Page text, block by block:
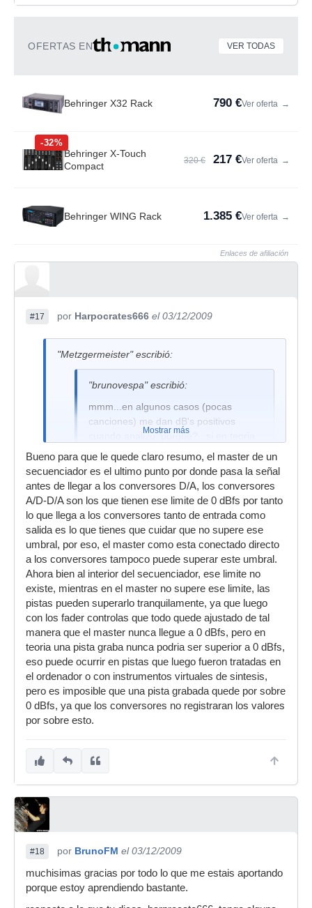
OFERTAS EN VER TODAS
Behringer X32 Rack 790 €Ver oferta →
-32%
Behringer X-Touch
Compact
320 € 217 €Ver oferta →
Behringer WING Rack 1.385 €Ver oferta →
Enlaces de afiliación
#17 por Harpocrates666 el 03/12/2009
"Metzgermeister" escribió:
"brunovespa" escribió:
mmm...en algunos casos (pocas
canciones) me dan dB's positivos
cuando analizo, porque?...si en teoria
el maximo valor es 0dbfs (0dbfs=db?)
!
En que lo analizas? Lo mas obvio que se me
ocurre en el momento y para este caso son los
picos entre muestras. (intersample clipping)
Los convertidores A/D muestrean la señal
analoga varios miles de veces por segundo y
registran asi una señal de audio que puede o no
pasar por varios mas procesos digitales, (incluso
ser sintetizada totalmente en la computadora).
Entonces el audio digital es una serie de datos
que son virtuales, ese audio no existe, tiene que
ser generado por un convertidor D/A. En el caso
del audio de los Cd's o los WAV's de 16 bits u
otros formatos el limite es a los 0 dbfs (decibelios
escala completa) y ninguna muestra puede
ejemplo:
Mostrar más
Bueno para que le quede claro resumo, el master de un
secuenciador es el ultimo punto por donde pasa la señal
antes de llegar a los conversores D/A, los conversores
A/D-D/A son los que tienen ese limite de 0 dBfs por tanto
lo que llega a los conversores tanto de entrada como
salida es lo que tienes que cuidar que no supere ese
umbral, por eso, el master como esta conectado directo
a los conversores tampoco puede superar este umbral.
Ahora bien al interior del secuenciador, ese limite no
existe, mientras en el master no supere ese limite, las
pistas pueden superarlo tranquilamente, ya que luego
con los fader controlas que todo quede ajustado de tal
manera que el master nunca llegue a 0 dBfs, pero en
teoria una pista graba nunca podria ser superior a 0 dBfs,
eso puede ocurrir en pistas que luego fueron tratadas en
el ordenador o con instrumentos virtuales de sintesis,
pero es imposible que una pista grabada quede por sobre
0 dBfs, ya que los conversores no registraran los valores
por sobre esto.
#18 por BrunoFM el 03/12/2009
muchisimas gracias por todo lo que me estais aportando
porque estoy aprendiendo bastante.